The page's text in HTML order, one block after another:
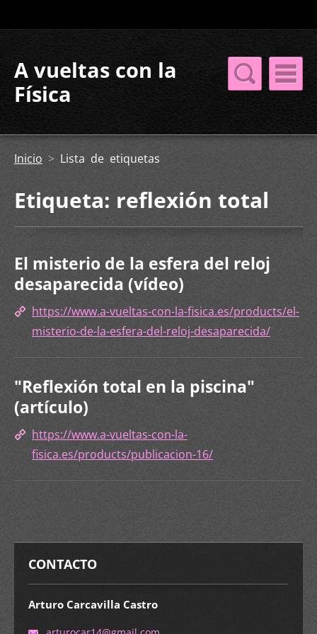
A vueltas con la
Física
Inicio > Lista de etiquetas
Etiqueta: reflexión total
El misterio de la esfera del reloj
desaparecida (vídeo)
https://www.a-vueltas-con-la-fisica.es/products/el-
misterio-de-la-esfera-del-reloj-desaparecida/
"Reflexión total en la piscina"
(artículo)
https://www.a-vueltas-con-la-
fisica.es/products/publicacion-16/
CONTACTO
Arturo Carcavilla Castro